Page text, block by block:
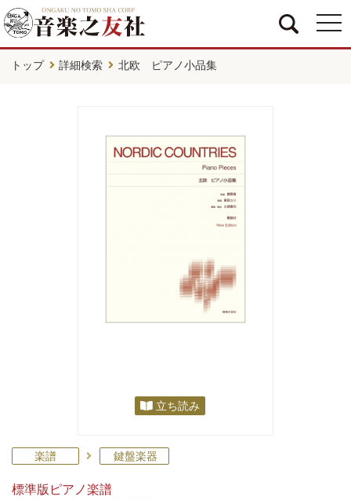
トップ 詳細検索 北欧 ピアノ小品集
立ち読み
楽譜 鍵盤楽器
標準版ピアノ楽譜